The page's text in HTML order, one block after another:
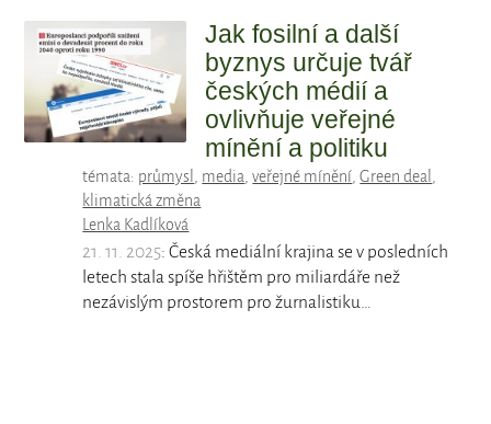
Jak fosilní a další
byznys určuje tvář
českých médií a
ovlivňuje veřejné
mínění a politiku
témata: průmysl , media,veřejné mínění,Green deal ,
klimatická změna
Lenka Kadlíková
21. 11. 2025: Česká mediální krajina se v posledních
letech stala spíše hřištěm pro miliardáře než
nezávislým prostorem pro žurnalistiku…